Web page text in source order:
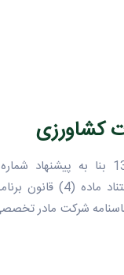
کشاورزی
1381/4/30 وزارت جهاد
شرکت مادر